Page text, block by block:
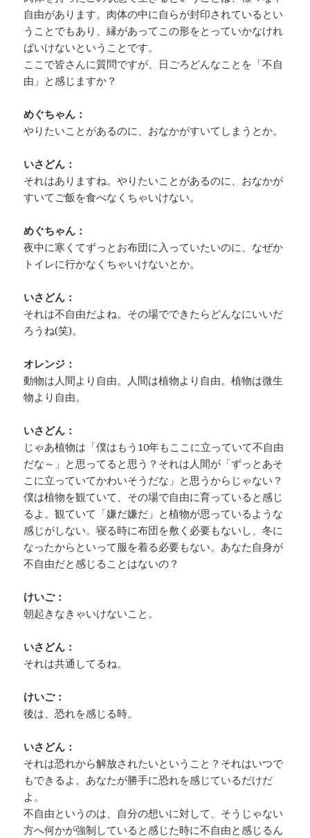
自由があります。肉体の中に自らが封印されているとい
うことでもあり、縁があってこの形をとっていかなけれ
ばいけないということです。
ここで皆さんに質問ですが、日ごろどんなことを「不自
由」と感じますか？
めぐちゃん：
やりたいことがあるのに、おなかがすいてしまうとか。
いさどん：
それはありますね。やりたいことがあるのに、おなかが
すいてご飯を食べなくちゃいけない。
めぐちゃん：
夜中に寒くてずっとお布団に入っていたいのに、なぜか
トイレに行かなくちゃいけないとか。
いさどん：
それは不自由だよね。その場でできたらどんなにいいだ
ろうね(笑)。
オレンジ：
動物は人間より自由。人間は植物より自由。植物は微生
物より自由。
いさどん：
じゃあ植物は「僕はもう10年もここに立っていて不自由
だな～」と思ってると思う？それは人間が「ずっとあそ
こに立っていてかわいそうだな」と思うからじゃない？
僕は植物を観ていて、その場で自由に育っていると感じ
るよ。観ていて「嫌だ嫌だ」と植物が思っているような
感じがしない。寝る時に布団を敷く必要もないし、冬に
なったからといって服を着る必要もない。あなた自身が
不自由だと感じることはないの？
けいご：
朝起きなきゃいけないこと。
いさどん：
それは共通してるね。
けいご：
後は、恐れを感じる時。
いさどん：
それは恐れから解放されたいということ？それはいつで
もできるよ。あなたが勝手に恐れを感じているだけだ
よ。
不自由というのは、自分の想いに対して、そうじゃない
方へ何かが強制していると感じた時に不自由と感じるん